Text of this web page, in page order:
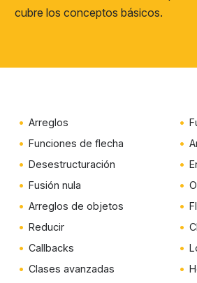
cubre los conceptos básicos.
Arreglos
Funciones de flecha
Desestructuración
Fusión nula
Arreglos de objetos
Reducir
Callbacks
Clases avanzadas